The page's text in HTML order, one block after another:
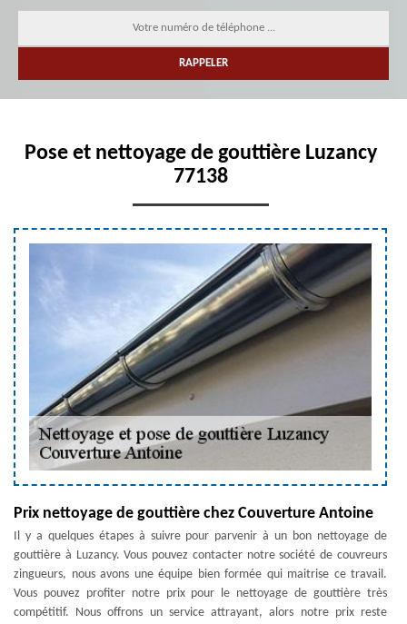
Pose et nettoyage de gouttière Luzancy
77138
Prix nettoyage de gouttière chez Couverture Antoine
Il y a quelques étapes à suivre pour parvenir à un bon nettoyage de
gouttière à Luzancy. Vous pouvez contacter notre société de couvreurs
zingueurs, nous avons une équipe bien formée qui maitrise ce travail.
Vous pouvez profiter notre prix pour le nettoyage de gouttière très
compétitif. Nous offrons un service attrayant, alors notre prix reste